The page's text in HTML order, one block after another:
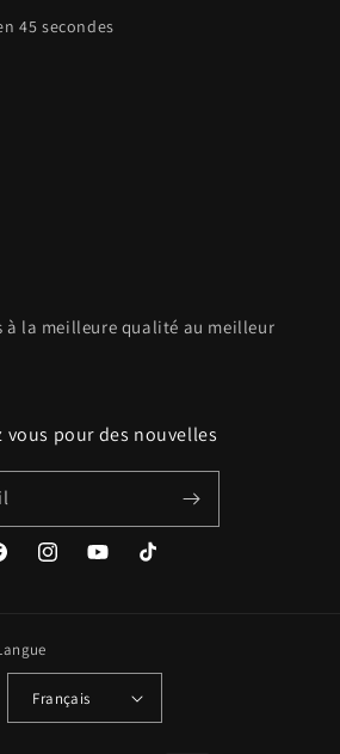
45 secondes
à la meilleure qualité au meilleur
vous pour des nouvelles
InstagramYouTubeTikTok
Français